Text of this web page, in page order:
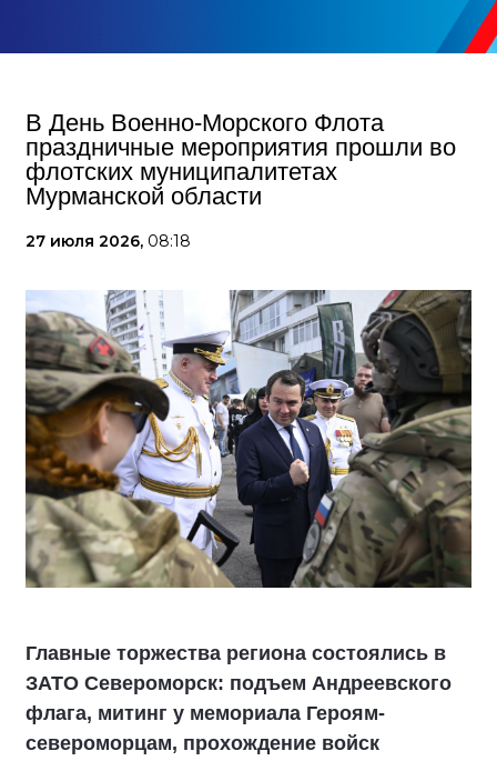
В День Военно-Морского Флота
праздничные мероприятия прошли во
флотских муниципалитетах
Мурманской области
27 июля 2026, 08:18
Главные торжества региона состоялись в
ЗАТО Североморск: подъем Андреевского
флага, митинг у мемориала Героям-
североморцам, прохождение войск